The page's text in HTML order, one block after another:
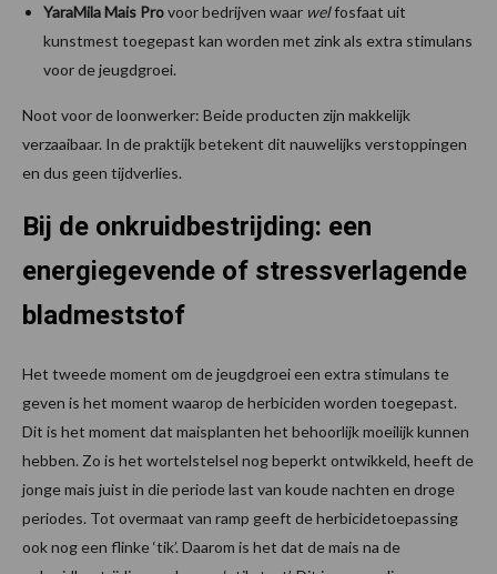
YaraMila Mais Provoor bedrijven waar welfosfaat uit
kunstmest toegepast kan worden met zink als extra stimulans
voor de jeugdgroei.
Noot voor de loonwerker: Beide producten zijn makkelijk
verzaaibaar. In de praktijk betekent dit nauwelijks verstoppingen
en dus geen tijdverlies.
Bij de onkruidbestrijding: een
energiegevende of stressverlagende
bladmeststof
Het tweede moment om de jeugdgroei een extra stimulans te
geven is het moment waarop de herbiciden worden toegepast.
Dit is het moment dat maisplanten het behoorlijk moeilijk kunnen
hebben. Zo is het wortelstelsel nog beperkt ontwikkeld, heeft de
jonge mais juist in die periode last van koude nachten en droge
periodes. Tot overmaat van ramp geeft de herbicidetoepassing
ook nog een flinke ‘tik’. Daarom is het dat de mais na de